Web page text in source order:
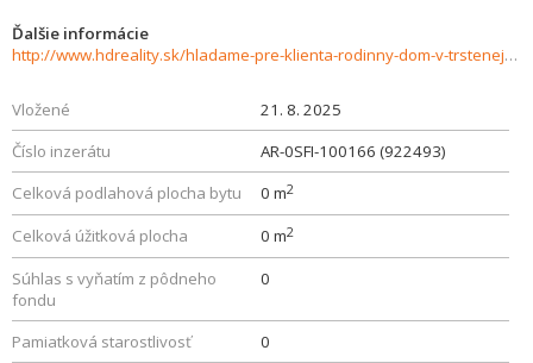
Ďalšie informácie
http://www.hdreality.sk/hladame-pre-klienta-rodinny-dom-v-trstenej-927077
Vložené
21. 8. 2025
Číslo inzerátu
AR-0SFI-100166 (922493)
Celková podlahová plocha bytu
0 m2
Celková úžitková plocha 0 m2
Súhlas s vyňatím z pôdneho
fondu
0
Pamiatková starostlivosť
0